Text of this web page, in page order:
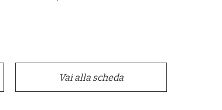
Vai alla scheda